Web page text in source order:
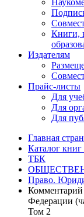
Книги,
Издателям
Прайс-листы
Для
Для
Для
Главная
Каталог
ТБК
Право.
Комментарий
Федерации
Том 2